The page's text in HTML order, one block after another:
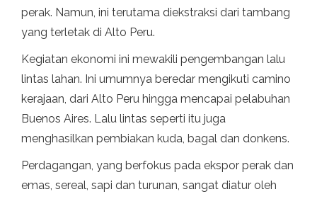
perak. Namun, ini terutama diekstraksi dari tambang
yang terletak di Alto Peru.
Kegiatan ekonomi ini mewakili pengembangan lalu
lintas lahan. Ini umumnya beredar mengikuti camino
kerajaan, dari Alto Peru hingga mencapai pelabuhan
Buenos Aires. Lalu lintas seperti itu juga
menghasilkan pembiakan kuda, bagal dan donkens.
Perdagangan, yang berfokus pada ekspor perak dan
emas, sereal, sapi dan turunan, sangat diatur oleh